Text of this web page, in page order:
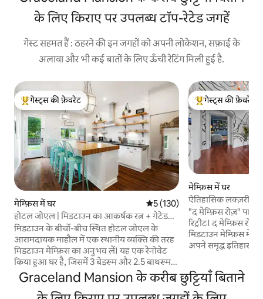
के लिए किराए पर उपलब्ध टॉप-रेटेड जगहें
गेस्ट सहमत हैं : ठहरने की इन जगहों को अपनी लोकेशन, सफ़ाई के
अलावा और भी कई बातों के लिए ऊँची रेटिंग मिली हुई है.
गेस्ट्स का टॉप फ़ेवरेट
गेस्ट्स की फ़ेवरेट
मेम्फ़िस में घर औसत रेटिंग 5 में से 5, 130 समीक्षाएँ
5 (130)
होटल जोएल | मिडटाउन का आकर्षक रत्न + गेटेड
पार्किंग
मिडटाउन के बीचों-बीच स्थित होटल जोएल के
आरामदायक माहौल में एक स्थानीय व्यक्ति की तरह
मिडटाउन मेम्फ़िस का अनुभव लें। यह एक रेनोवेट
किया हुआ घर है, जिसमें 3 बेडरूम और 2.5 बाथरूम
हैं। ऐतिहासिक इडलवाइल्ड इलाके में स्थित, यह
आकर्षक घर शहर की सैर करने के लिए एकदम सही
ठिकाना है। पास में मौजूद ओवरटन स्क्वायर और
गेस्ट्स का टॉप फ़ेवरेट
गेस्ट्स की फ़ेवरेट
मेम्फ़िस में घर
ऐतिहासिक
10
"द मेम्फ़िस रोज़"
रिट्रीट। द मेम्फ़िस
मिडटाउन मेम्फ़िस में
अपने समृद्ध इतिहास
एक हाई - एंड किचन
रूम जैसी आधुनिक
जीवंत नाइटलाइफ़ से
Graceland Mansion के करीब छुट्टियाँ बिताने